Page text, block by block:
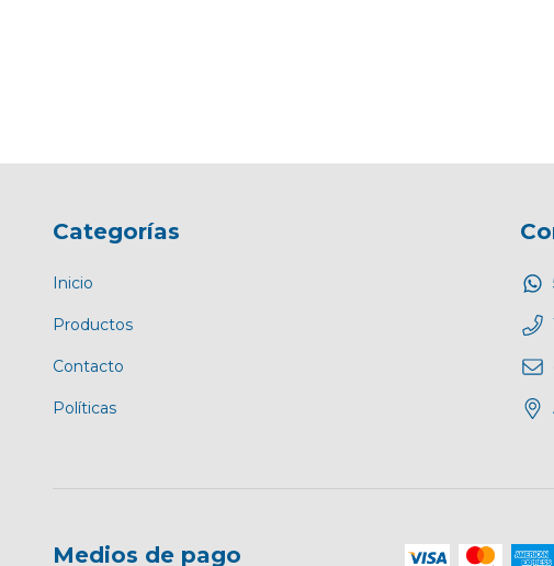
Categorías
Inicio
Productos
Contacto
Políticas
Medios de pago